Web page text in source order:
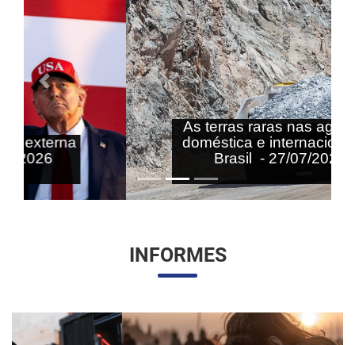
As terras raras nas agendas
doméstica e internacional do
Brasil - 27/07/2026
Anterior Próximo
INFORMES